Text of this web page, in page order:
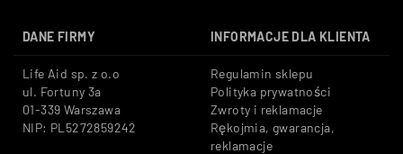
DANE FIRMY INFORMACJE DLA KLIENTA
Life Aid sp. z o.o
ul. Fortuny 3a
01-339 Warszawa
NIP: PL5272859242
Regulamin sklepu
Polityka prywatności
Zwroty i reklamacje
Rękojmia, gwarancja,
reklamacje